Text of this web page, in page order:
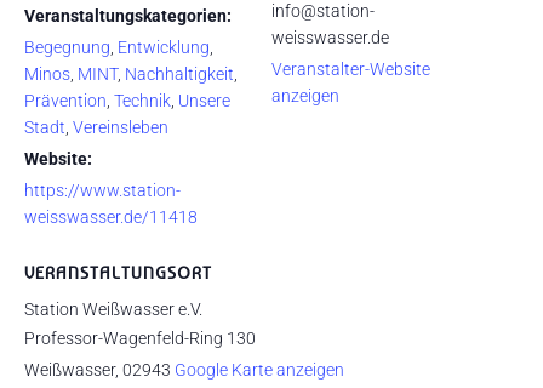
Veranstaltungskategorien:
Begegnung Entwicklung
Minos MINT, Nachhaltigkeit
Prävention Technik Unsere
Stadt Vereinsleben
Website:
https://www.station-
weisswasser.de/11418
VERANSTALTUNGSORT
Station Weißwasser e.V.
Professor-Wagenfeld-Ring 130
Weißwasser, 02943 Google Karte anzeigen
info@station-
weisswasser.de
Veranstalter-Website
anzeigen